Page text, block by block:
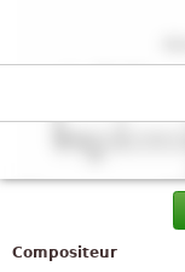
Compositeur